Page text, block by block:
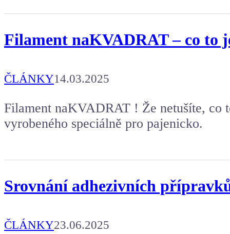
Filament naKVADRAT – co to
ČLÁNKY14.03.2025
Filament naKVADRAT ! Že netušíte, co
vyrobeného speciálně pro pajenicko.
Srovnání adhezivních
ČLÁNKY23.06.2025